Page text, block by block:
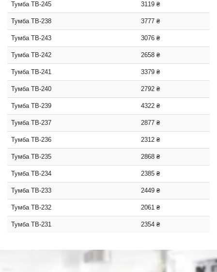
Тумба ТВ-245 3119 ₴
Тумба ТВ-238 3777 ₴
Тумба ТВ-243 3076 ₴
Тумба ТВ-242 2658 ₴
Тумба ТВ-241 3379 ₴
Тумба ТВ-240 2792 ₴
Тумба ТВ-239 4322 ₴
Тумба ТВ-237 2877 ₴
Тумба ТВ-236 2312 ₴
Тумба ТВ-235 2868 ₴
Тумба ТВ-234 2385 ₴
Тумба ТВ-233 2449 ₴
Тумба ТВ-232 2061 ₴
Тумба ТВ-231 2354 ₴